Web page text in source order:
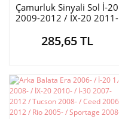
Çamurluk Sinyali Sol İ-20
2009-2012 / İX-20 2011-
285,65 TL